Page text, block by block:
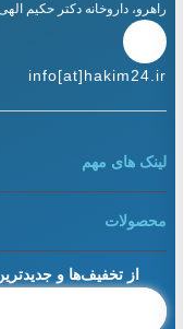
راهرو، داروخانه دکتر حکیم الهی
info[at]hakim24.ir
لینک های مهم
محصولات
از تخفیف‌ها و جدیدترین‌های